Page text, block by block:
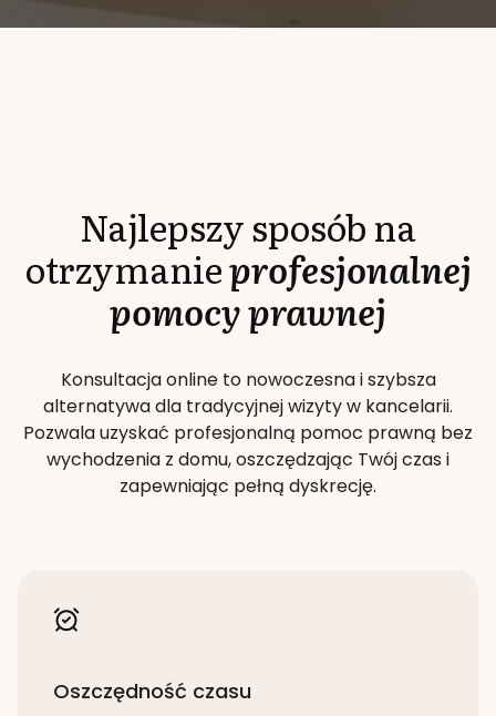
Najlepszy sposób na
otrzymanieprofesjonalnej
pomocy prawnej
Konsultacja online to nowoczesna i szybsza
alternatywa dla tradycyjnej wizyty w kancelarii.
Pozwala uzyskać profesjonalną pomoc prawną bez
wychodzenia z domu, oszczędzając Twój czas i
zapewniając pełną dyskrecję.
Oszczędność czasu